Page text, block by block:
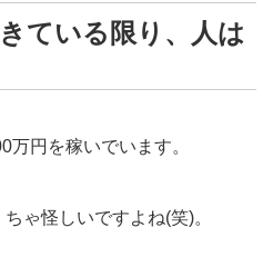
ている限り、人は
円を稼いでいます。
ゃ怪しいですよね(笑)。